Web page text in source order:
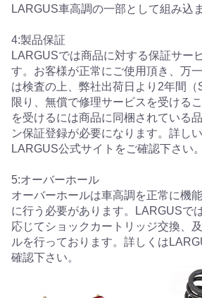
LARGUS車高調の一部として組み込
4:製品保証
LARGUSでは商品に対する保証サー
す。お客様が正常にご使用頂き、万
は検査の上、弊社出荷日より2年間
限り、無償で修理サービスを受ける
を受けるには商品に同梱されている
ン保証登録が必要になります。詳し
LARGUS公式サイトをご確認下さい。
5:オーバーホール
オーバーホールは車高調を正常に機
に行う必要があります。LARGUSで
応じてショックカートリッジ交換、
ルを行っております。詳しくは
確認下さい。